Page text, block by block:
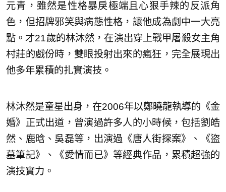
元青，雖然是性格暴戾極端且心狠手辣的反派角
色，但招牌邪笑與病態性格，讓他成為劇中一大亮
點。才21歲的林沐然，在演出穿上戰甲屠殺女主角
村莊的戲份時，雙眼投射出來的瘋狂，完全展現出
他多年累積的扎實演技。
林沐然是童星出身，在2006年以鄭曉龍執導的《金
婚》正式出道，曾演過許多人的小時候，包括劉皓
然、鹿晗、吳磊等，出演過《唐人街探案》、《盜
墓筆記》、《愛情而已》等經典作品，累積超強的
演技實力。